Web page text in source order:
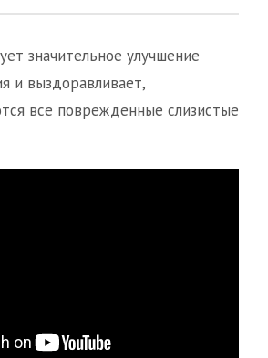
значительное улучшение
и выздоравливает,
все поврежденные слизистые